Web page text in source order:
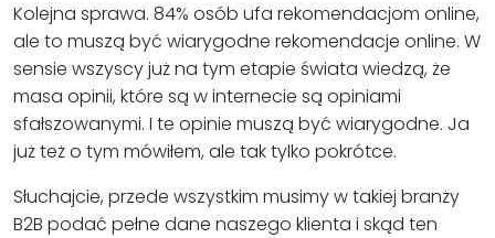
Kolejna sprawa. 84% osób ufa rekomendacjom online,
ale to muszą być wiarygodne rekomendacje online. W
sensie wszyscy już na tym etapie świata wiedzą, że
masa opinii, które są w internecie są opiniami
sfałszowanymi. I te opinie muszą być wiarygodne. Ja
już też o tym mówiłem, ale tak tylko pokrótce.
Słuchajcie, przede wszystkim musimy w takiej branży
B2B podać pełne dane naszego klienta i skąd ten